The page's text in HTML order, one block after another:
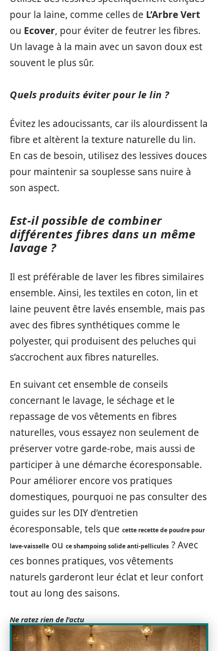
pour la laine, comme celles de L’Arbre Vert
ou Ecover, pour éviter de feutrer les fibres.
Un lavage à la main avec un savon doux est
souvent le plus sûr.
Quels produits éviter pour le lin ?
Évitez les adoucissants, car ils alourdissent la
fibre et altèrent la texture naturelle du lin.
En cas de besoin, utilisez des lessives douces
pour maintenir sa souplesse sans nuire à
son aspect.
Est-il possible de combiner
différentes fibres dans un même
lavage ?
Il est préférable de laver les fibres similaires
ensemble. Ainsi, les textiles en coton, lin et
laine peuvent être lavés ensemble, mais pas
avec des fibres synthétiques comme le
polyester, qui produisent des peluches qui
s’accrochent aux fibres naturelles.
En suivant cet ensemble de conseils
concernant le lavage, le séchage et le
repassage de vos vêtements en fibres
naturelles, vous essayez non seulement de
préserver votre garde-robe, mais aussi de
participer à une démarche écoresponsable.
Pour améliorer encore vos pratiques
domestiques, pourquoi ne pas consulter des
guides sur les DIY d’entretien
écoresponsable, tels que cette recette de poudre pour
lave-vaisselle ou ce shampoing solide anti-pellicules ? Avec
ces bonnes pratiques, vos vêtements
naturels garderont leur éclat et leur confort
tout au long des saisons.
Ne ratez rien de l'actu